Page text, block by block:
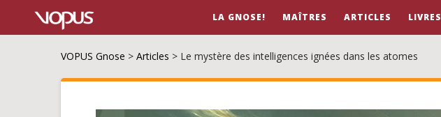
LA GNOSE! MAÎTRES ARTICLES LIVRES
VOPUS Gnose > Articles > Le mystère des intelligences ignées dans les atomes